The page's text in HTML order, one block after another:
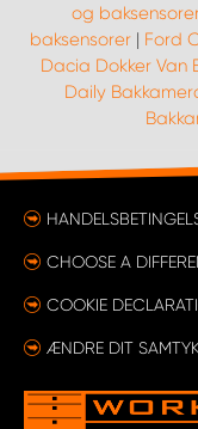
og
baksensorer | Ford
Dacia Dokker Van
Daily
CHOOSE A
COOKIE
ÆNDRE DIT